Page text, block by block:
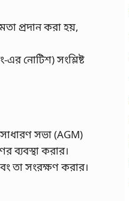
প্রদান করা হয়,
এর নোটিশ) সংশ্লিষ্ট
সভা (AGM)
ব্যবস্থা করার।
তা সংরক্ষণ করার।